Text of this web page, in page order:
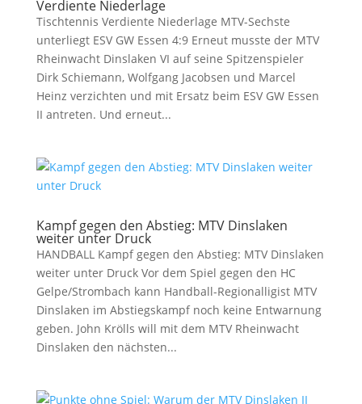
Verdiente Niederlage
Tischtennis Verdiente Niederlage MTV-Sechste
unterliegt ESV GW Essen 4:9 Erneut musste der MTV
Rheinwacht Dinslaken VI auf seine Spitzenspieler
Dirk Schiemann, Wolfgang Jacobsen und Marcel
Heinz verzichten und mit Ersatz beim ESV GW Essen
II antreten. Und erneut...
Kampf gegen den Abstieg: MTV Dinslaken
weiter unter Druck
HANDBALL Kampf gegen den Abstieg: MTV Dinslaken
weiter unter Druck Vor dem Spiel gegen den HC
Gelpe/Strombach kann Handball-Regionalligist MTV
Dinslaken im Abstiegskampf noch keine Entwarnung
geben. John Krölls will mit dem MTV Rheinwacht
Dinslaken den nächsten...